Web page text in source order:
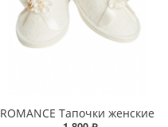
ROMANCE Тапочки женские